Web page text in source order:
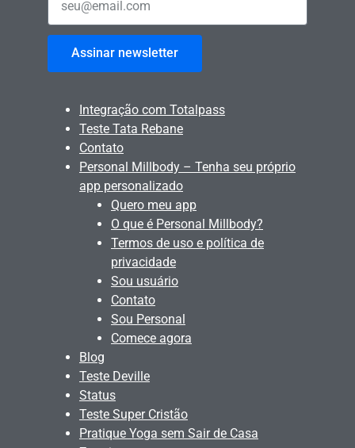
Assinar newsletter
Integração com Totalpass
Teste Tata Rebane
Contato
Personal Millbody – Tenha seu próprio
app personalizado
Quero meu app
O que é Personal Millbody?
Termos de uso e política de
privacidade
Sou usuário
Contato
Sou Personal
Comece agora
Blog
Teste Deville
Status
Teste Super Cristão
Pratique Yoga sem Sair de Casa